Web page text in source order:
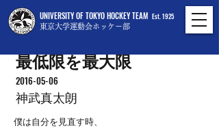
UNIVERSITY OF TOKYO HOCKEY TEAM
東京大学運動会ホッケー部
Est. 1925
最低限を最大限
2016-05-06
神武真太朗
僕は自分を見直す時、